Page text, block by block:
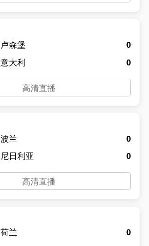
卢森堡
意大利
0
0
高清直播
波兰
尼日利亚
0
0
高清直播
荷兰
0